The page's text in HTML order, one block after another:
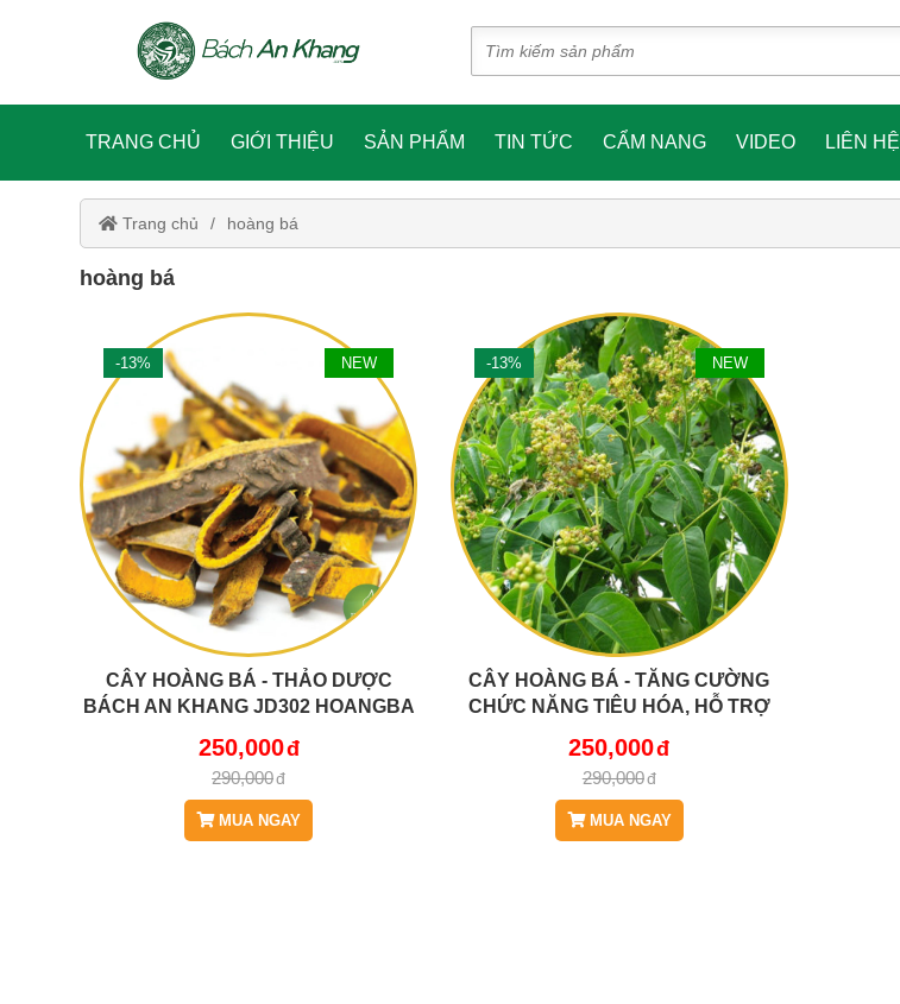
TRANG CHỦ GIỚI THIỆU SẢN PHẨM TIN TỨC CẨM NANG VIDEO LIÊN HỆ
Trang chủ hoàng bá
hoàng bá
-13% NEW
CÂY HOÀNG BÁ - THẢO DƯỢC
BÁCH AN KHANG JD302 HOANGBA
250,000
290,000
MUA NGAY
-13% NEW
CÂY HOÀNG BÁ - TĂNG CƯỜNG
CHỨC NĂNG TIÊU HÓA, HỖ TRỢ
250,000
290,000
MUA NGAY